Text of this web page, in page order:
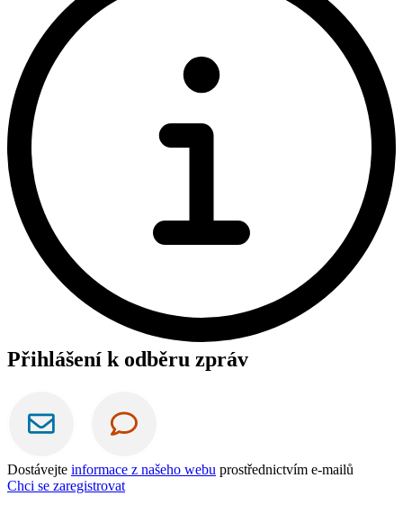
Přihlášení k odběru zpráv
Dostávejte informace z našeho webu prostřednictvím e-mailů
Chci se zaregistrovat